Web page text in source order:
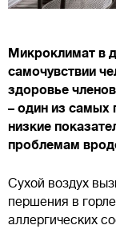
Микроклимат в
самочувствии
здоровье
– один из самых
низкие
проблемам
Сухой воздух
першения в
аллергических